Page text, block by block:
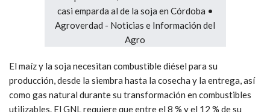
El maíz y la soja necesitan combustible diésel para su
producción, desde la siembra hasta la cosecha y la entrega, así
como gas natural durante su transformación en combustibles
utilizables. El GNL requiere que entre el 8 % y el 12 % de su